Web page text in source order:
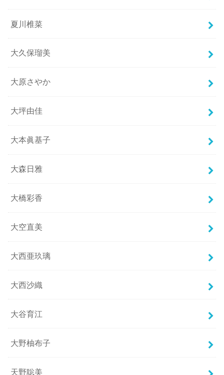
夏川椎菜
大久保瑠美
大原さやか
大坪由佳
大本眞基子
大森日雅
大橋彩香
大空直美
大西亜玖璃
大西沙織
大谷育江
大野柚布子
天野聡美